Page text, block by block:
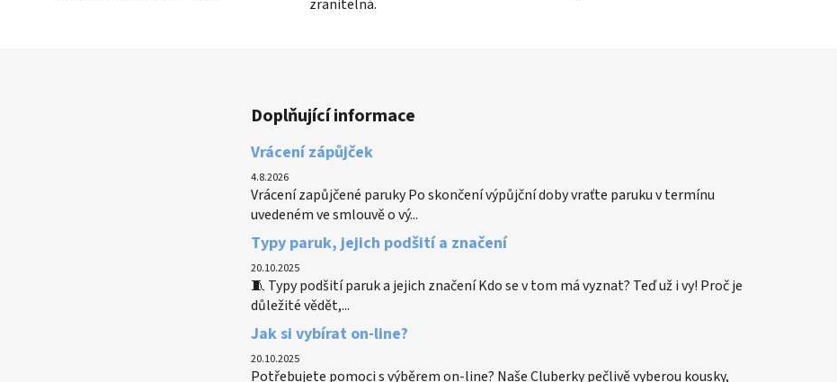
zranitelná.
Doplňující informace
Vrácení zápůjček
4.8.2026
Vrácení zapůjčené paruky Po skončení výpůjční doby vraťte paruku v termínu
uvedeném ve smlouvě o vý...
Typy paruk, jejich podšití a značení
20.10.2025
🧵 Typy podšití paruk a jejich značení Kdo se v tom má vyznat? Teď už i vy! Proč je
důležité vědět,...
Jak si vybírat on-line?
20.10.2025
Potřebujete pomoci s výběrem on-line? Naše Cluberky pečlivě vyberou kousky,